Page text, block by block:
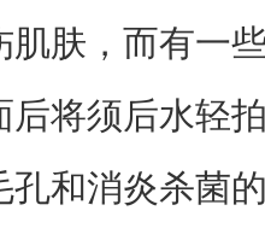
肌肤，而有一
后将须后水轻
孔和消炎杀菌